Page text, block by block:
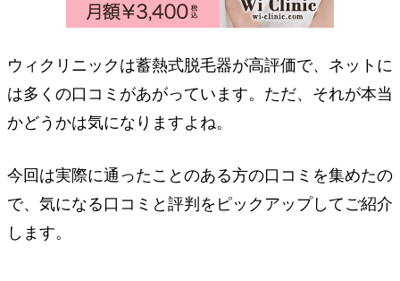
ウィクリニックは蓄熱式脱毛器が高評価で、ネットに
は多くの口コミがあがっています。ただ、それが本当
かどうかは気になりますよね。
今回は実際に通ったことのある方の口コミを集めたの
で、気になる口コミと評判をピックアップしてご紹介
します。